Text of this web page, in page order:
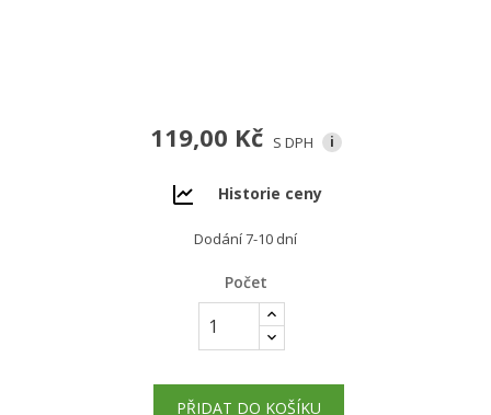
119,00 Kč S DPH i
Historie ceny
Dodání 7-10 dní
Počet
PŘIDAT DO KOŠÍKU